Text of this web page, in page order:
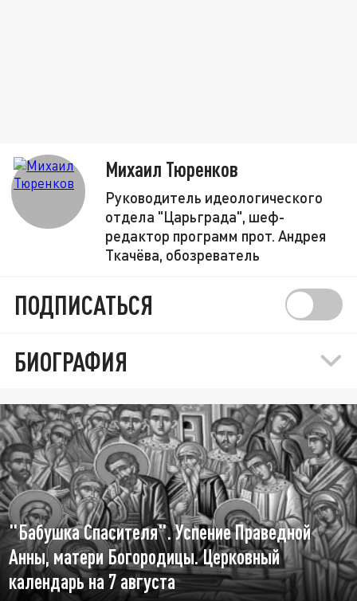
Михаил Тюренков
Руководитель идеологического
отдела "Царьграда", шеф-
редактор программ прот. Андрея
Ткачёва, обозреватель
ПОДПИСАТЬСЯ
БИОГРАФИЯ
"Бабушка Спасителя". Успение Праведной
Анны, матери Богородицы. Церковный
календарь на 7 августа